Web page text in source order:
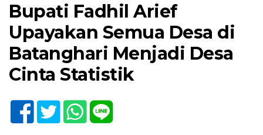
Bupati Fadhil Arief
Upayakan Semua Desa di
Batanghari Menjadi Desa
Cinta Statistik